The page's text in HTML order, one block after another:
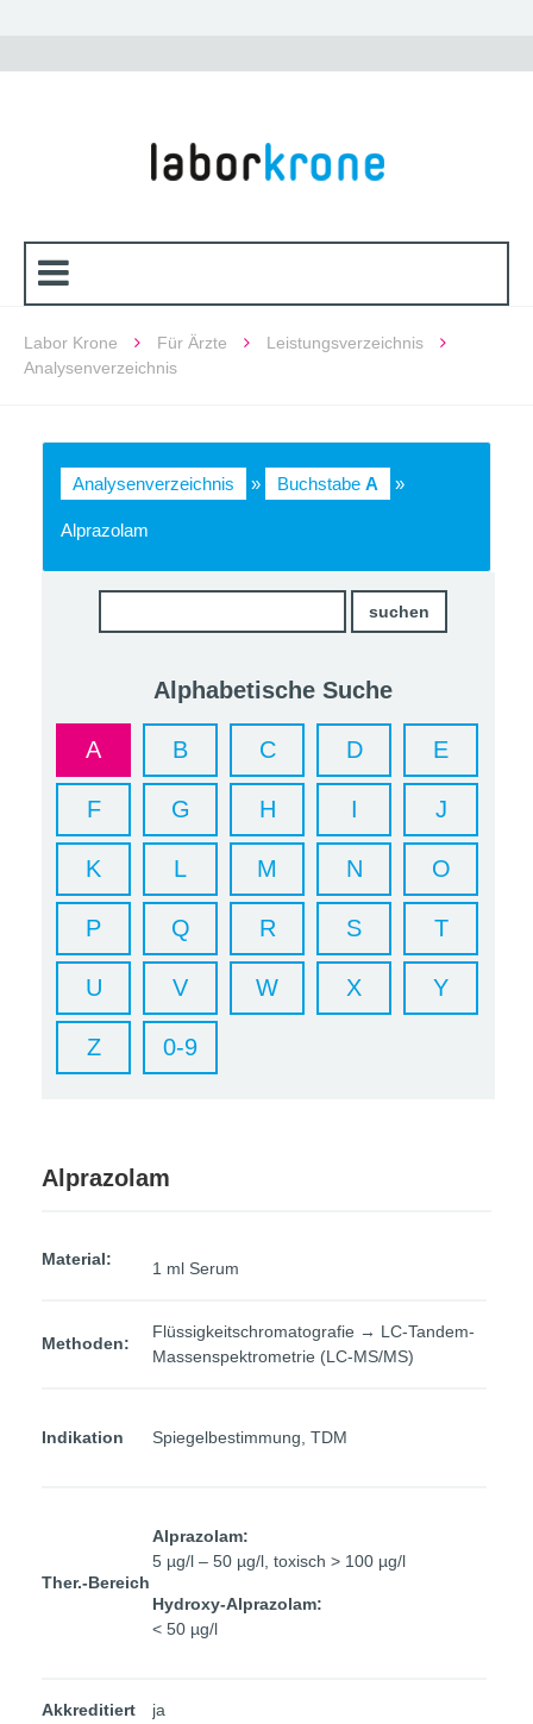
Labor Krone Für Ärzte
Leistungsverzeichnis
Analysenverzeichnis
Analysenverzeichnis » Buchstabe A »
Alprazolam
Alphabetische Suche
A B C D E
F G H I J
K L M N O
P Q R S T
U V W X Y
Z 0-9
Alprazolam
Material: 1 ml Serum
Methoden:
Flüssigkeitschromatografie → LC-Tandem-
Massenspektrometrie (LC-MS/MS)
Indikation Spiegelbestimmung, TDM
Ther.-Bereich
Alprazolam:
5 µg/l – 50 µg/l, toxisch > 100 µg/l
Hydroxy-Alprazolam:
< 50 µg/l
Akkreditiert ja